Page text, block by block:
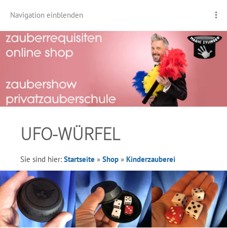
Navigation einblenden
UFO-WÜRFEL
Sie sind hier: Startseite » Shop » Kinderzauberei